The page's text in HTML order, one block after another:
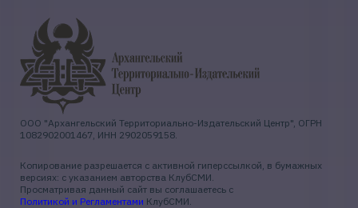
ООО "Архангельский Территориально-Издательский Центр", ОГРН
1082902001467, ИНН 2902059158.
Копирование разрешается с активной гиперссылкой, в бумажных
версиях: с указанием авторства КлубСМИ.
Просматривая данный сайт вы соглашаетесь с
Политикой и Регламентами КлубСМИ.